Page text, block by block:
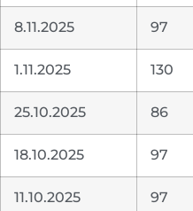
8.11.2025 97
1.11.2025 130
25.10.2025 86
18.10.2025 97
11.10.2025 97